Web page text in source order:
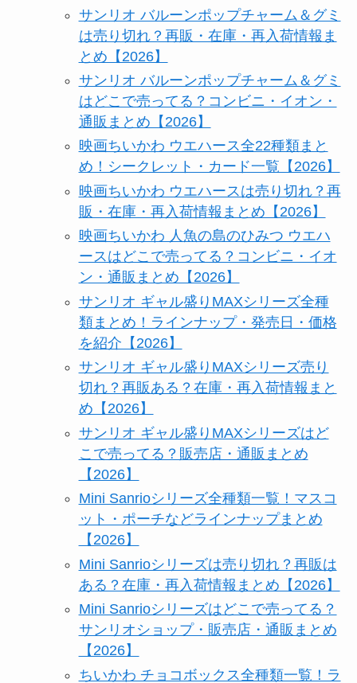
サンリオ バルーンポップチャーム＆グミ
は売り切れ？再販・在庫・再入荷情報ま
とめ【2026】
サンリオ バルーンポップチャーム＆グミ
はどこで売ってる？コンビニ・イオン・
通販まとめ【2026】
映画ちいかわ ウエハース全22種類まと
め！シークレット・カード一覧【2026】
映画ちいかわ ウエハースは売り切れ？再
販・在庫・再入荷情報まとめ【2026】
映画ちいかわ 人魚の島のひみつ ウエハ
ースはどこで売ってる？コンビニ・イオ
ン・通販まとめ【2026】
サンリオ ギャル盛りMAXシリーズ全種
類まとめ！ラインナップ・発売日・価格
を紹介【2026】
サンリオ ギャル盛りMAXシリーズ売り
切れ？再販ある？在庫・再入荷情報まと
め【2026】
サンリオ ギャル盛りMAXシリーズはど
こで売ってる？販売店・通販まとめ
【2026】
Mini Sanrioシリーズ全種類一覧！マスコ
ット・ポーチなどラインナップまとめ
【2026】
Mini Sanrioシリーズは売り切れ？再販は
ある？在庫・再入荷情報まとめ【2026】
Mini Sanrioシリーズはどこで売ってる？
サンリオショップ・販売店・通販まとめ
【2026】
ちいかわ チョコボックス全種類一覧！ラ